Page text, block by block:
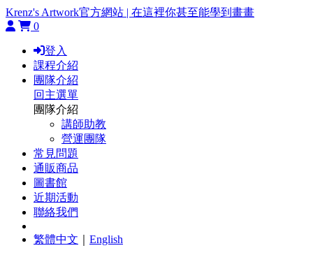
Krenz's Artwork官方網站 | 在這裡你甚至能學到畫畫
0
登入
課程介紹
團隊介紹
回主選單
團隊介紹
講師助教
營運團隊
常見問題
通販商品
圖書館
近期活動
聯絡我們
繁體中文 English